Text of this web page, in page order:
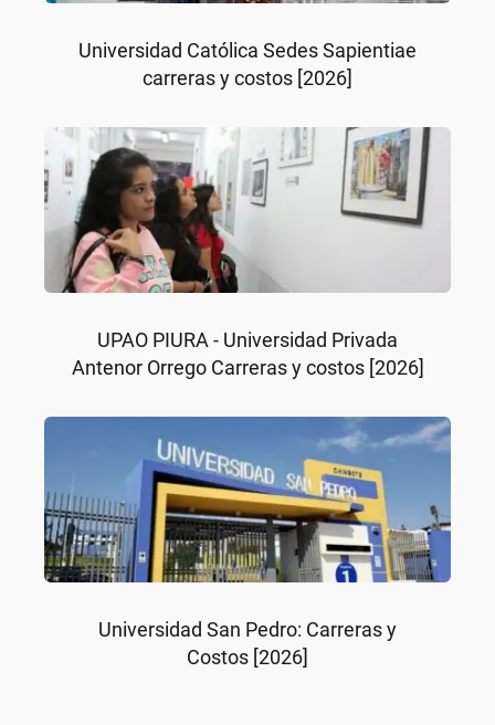
Universidad Católica Sedes Sapientiae
carreras y costos [2026]
UPAO PIURA - Universidad Privada
Antenor Orrego Carreras y costos [2026]
Universidad San Pedro: Carreras y
Costos [2026]